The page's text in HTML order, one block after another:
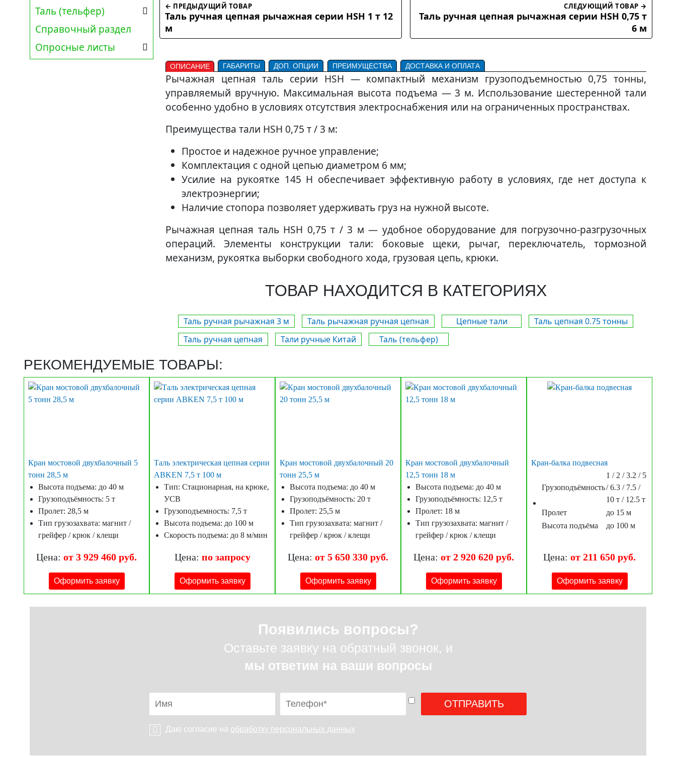
Таль (тельфер)
Справочный раздел
Опросные листы
← ПРЕДЫДУЩИЙ ТОВАР
Таль ручная цепная рычажная серии HSH 1 т 12
м
СЛЕДУЮЩИЙ ТОВАР →
Таль ручная цепная рычажная серии HSH 0,75 т
6 м
ОПИСАНИЕ ГАБАРИТЫ ДОП. ОПЦИИ ПРЕИМУЩЕСТВА ДОСТАВКА И ОПЛАТА
Рычажная цепная таль серии HSH — компактный механизм грузоподъемностью 0,75 тонны,
управляемый вручную. Максимальная высота подъема — 3 м. Использование шестеренной тали
особенно удобно в условиях отсутствия электроснабжения или на ограниченных пространствах.
Преимущества тали HSH 0,75 т / 3 м:
Простое и надежное ручное управление;
Комплектация с одной цепью диаметром 6 мм;
Усилие на рукоятке 145 H обеспечивает эффективную работу в условиях, где нет доступа к
электроэнергии;
Наличие стопора позволяет удерживать груз на нужной высоте.
Рычажная цепная таль HSH 0,75 т / 3 м — удобное оборудование для погрузочно-разгрузочных
операций. Элементы конструкции тали: боковые щеки, рычаг, переключатель, тормозной
механизм, рукоятка выборки свободного хода, грузовая цепь, крюки.
ТОВАР НАХОДИТСЯ В КАТЕГОРИЯХ
Таль ручная рычажная 3 м Таль рычажная ручная цепная Цепные тали
Таль цепная 0.75 тонны
Таль ручная цепная
Тали ручные Китай Таль (тельфер)
РЕКОМЕНДУЕМЫЕ ТОВАРЫ:
Кран мостовой двухбалочный 5
тонн 28,5 м
Высота подъема: до 40 м
Грузоподъёмность: 5 т
Пролет: 28,5 м
Тип грузозахвата: магнит /
грейфер / крюк / клещи
Цена: от 3 929 460 руб.
Оформить заявку
Таль электрическая цепная серии
ABKEN 7,5 т 100 м
Тип: Стационарная, на крюке,
УСВ
Грузоподъемность: 7,5 т
Высота подъема: до 100 м
Скорость подъема: до 8 м/мин
Цена: по запросу
Оформить заявку
Кран мостовой двухбалочный 20
тонн 25,5 м
Высота подъема: до 40 м
Грузоподъёмность: 20 т
Пролет: 25,5 м
Тип грузозахвата: магнит /
грейфер / крюк / клещи
Цена: от 5 650 330 руб.
Оформить заявку
Кран мостовой двухбалочный
12,5 тонн 18 м
Высота подъема: до 40 м
Грузоподъёмность: 12,5 т
Пролет: 18 м
Тип грузозахвата: магнит /
грейфер / крюк / клещи
Цена: от 2 920 620 руб.
Оформить заявку
Кран-балка подвесная
Грузоподъёмность
1 / 2 / 3.2 / 5
/ 6.3 / 7.5 /
10 т / 12.5 т
Пролет
до 15 м
Высота подъёма
до 100 м
Цена: от 211 650 руб.
Оформить заявку
Появились вопросы?
Оставьте заявку на обратный звонок, и
мы ответим на ваши вопросы
Даю согласие на обработку персональных данных